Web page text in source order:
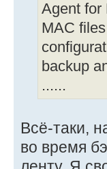
Agent for
MAC
backup
......
Всё-таки,
во время